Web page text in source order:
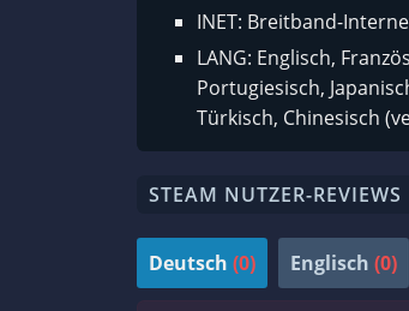
INET: Breitband-
LANG: Englisch,
Portugiesisch,
Türkisch, Chinesisch
STEAM NUTZER-REVIEWS
Deutsch (0) Englisch (0)